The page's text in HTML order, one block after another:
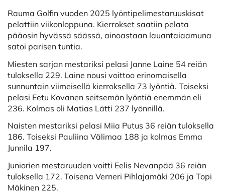
Rauma Golfin vuoden 2025 lyöntipelimestaruuskisat
pelattiin viikonloppuna. Kierrokset saatiin pelata
pääosin hyvässä säässä, ainoastaan lauantaiaamuna
satoi parisen tuntia.
Miesten sarjan mestariksi pelasi Janne Laine 54 reiän
tuloksella 229. Laine nousi voittoo erinomaisella
sunnuntain viimeisellä kierroksella 73 lyöntiä. Toiseksi
pelasi Eetu Kovanen seitsemän lyöntiä enemmän eli
236. Kolmas oli Matias Lätti 237 lyönnillä.
Naisten mestariksi pelasi Miia Putus 36 reiän tuloksella
186. Toiseksi Pauliina Välimaa 188 ja kolmas Emma
Junnila 197.
Juniorien mestaruuden voitti Eelis Nevanpää 36 reiän
tuloksella 172. Toisena Verneri Pihlajamäki 206 ja Topi
Mäkinen 225.